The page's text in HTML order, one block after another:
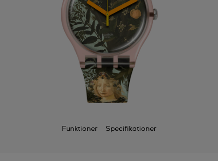
Funktioner Specifikationer